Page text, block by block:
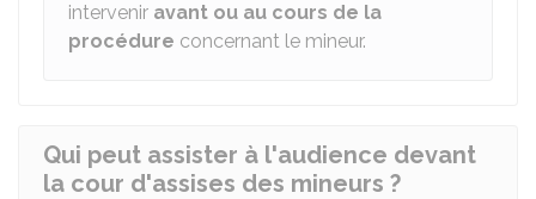
intervenir avant ou au cours de la
procédure concernant le mineur.
Qui peut assister à l'audience devant
la cour d'assises des mineurs ?